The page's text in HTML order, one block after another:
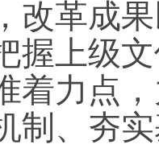
改革成
握上级
着力点
制、夯